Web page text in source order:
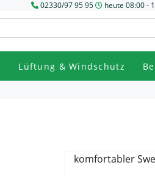
02330/97 95 95 heute 08:00 -
Lüftung & Windschutz
komfortabler